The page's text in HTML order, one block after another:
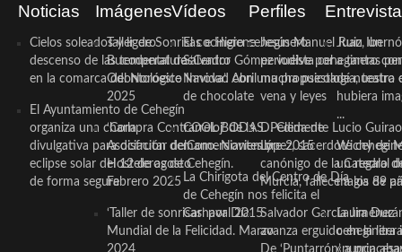
Noticias
Cielos soleados y ligero
descenso de las temperaturas
en la comarca del Noroeste
El Ayuntamiento de Cehegín
organiza una charla
divulgativa para disfrutar del
eclipse solar del 12 de agosto
de forma segura
Imágenes
Taller de Sonrisas e Higiene
Bucodental de ‘Centro
Odontológico Innova’. Abril
2025
‘Compra Contrarreloj’ de la
Asociación de Comerciantes y
Hosteleros de Cehegín.
Febrero 2025
‘Taller de sonrisas’ por Día
Mundial de la Felicidad. Marzo
2024
Vídeos
El cocinero ceheginero
Salvador Gómez vuelve por
Navidad con una propuesta
de chocolate
COOL BODAS. Pedida de
mano. Noviembre 2015
La Chirigota del Centro de Día
de Cehegín nos felicita el
Carnaval 2015
Perfiles
Jesús Manuel Ruiz, un
periodista ceheginero con
mucha psicología, teatro
vena y leyes
D. Clemente Lucio Guirao
López, sacerdote
canónigo de la Catedral
Murcia, fallece a los 89
Salvador García Jiménez
avanza erguido en la
De ‘Puntarrón’ a
Juan
a tantas
de nuestra
hubiera
...
Wichy de
un regalo
magia de
Laura
ceheginera
«nunca